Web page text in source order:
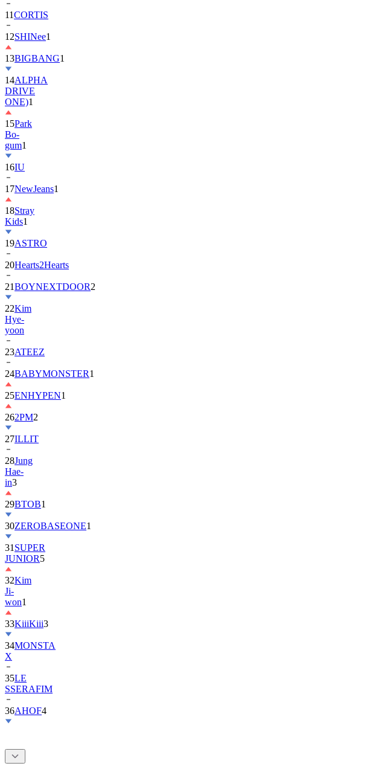
11CORTIS
12SHINee1
13BIGBANG1
14ALPHA
DRIVE
ONE)1
15Park
Bo-
gum1
16IU
17NewJeans1
18Stray
Kids1
19ASTRO
20Hearts2Hearts
21BOYNEXTDOOR2
22Kim
Hye-
yoon
23ATEEZ
24BABYMONSTER1
25ENHYPEN1
262PM2
27ILLIT
28Jung
Hae-
in3
29BTOB1
30ZEROBASEONE1
31 SUPER
JUNIOR5
32Kim
Ji-
won1
33KiiiKiii3
34MONSTA
X
35LE
SSERAFIM
36AHOF4